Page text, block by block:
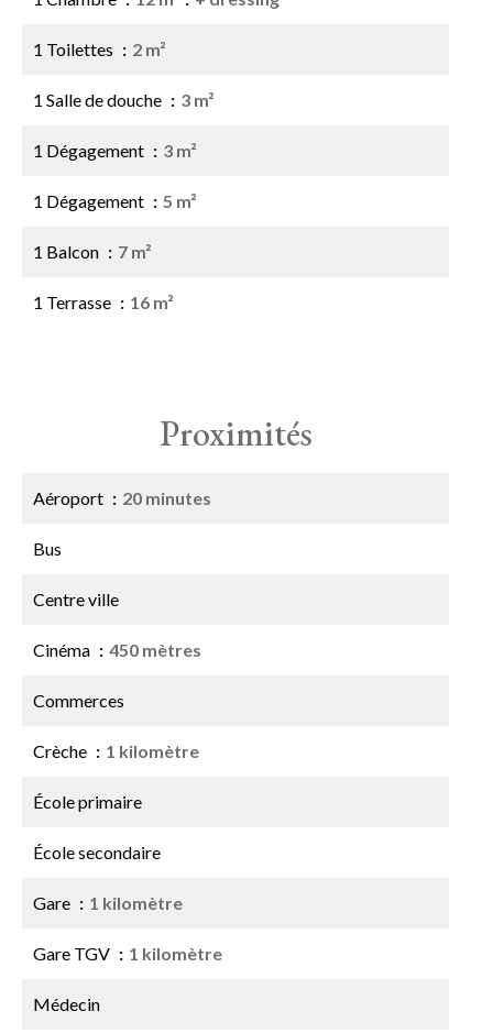
1 Toilettes 2 m²
1 Salle de douche 3 m²
1 Dégagement 3 m²
1 Dégagement 5 m²
1 Balcon 7 m²
1 Terrasse 16 m²
Proximités
Aéroport 20 minutes
Bus
Centre ville
Cinéma 450 mètres
Commerces
Crèche 1 kilomètre
École primaire
École secondaire
Gare 1 kilomètre
Gare TGV 1 kilomètre
Médecin